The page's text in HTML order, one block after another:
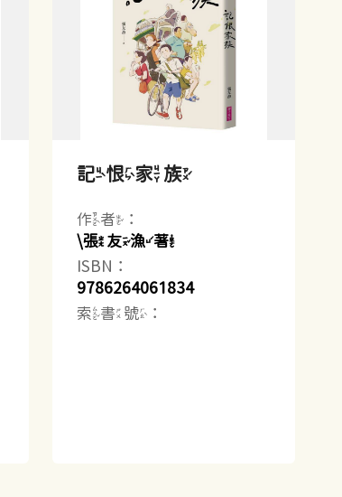
記恨家族
作者：
\張友漁著
ISBN：
9786264061834
索書號：